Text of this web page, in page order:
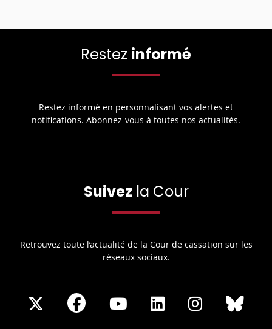
Restez informé
Restez informé en personnalisant vos alertes et
notifications. Abonnez-vous à toutes nos actualités.
Suivez la Cour
Retrouvez toute l’actualité de la Cour de cassation sur les
réseaux sociaux.
ShareShare
Share
Share
Share